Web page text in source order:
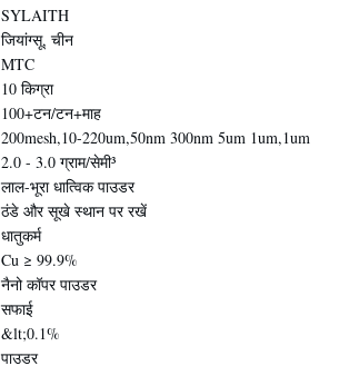
SYLAITH
जियांग्सू, चीन
MTC
10 किग्रा
100+टन/टन+माह
200mesh,10-220um,50nm 300nm 5um 1um,1um
2.0 - 3.0 ग्राम/सेमी³
लाल-भूरा धात्विक पाउडर
ठंडे और सूखे स्थान पर रखें
धातुकर्म
Cu ≥ 99.9%
नैनो कॉपर पाउडर
सफाई
&lt;0.1%
पाउडर